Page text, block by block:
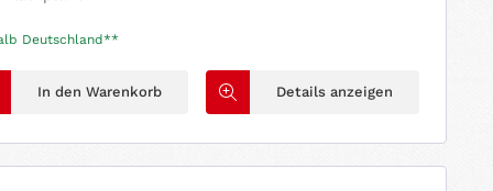
Deutschland**
In den Warenkorb Details anzeigen